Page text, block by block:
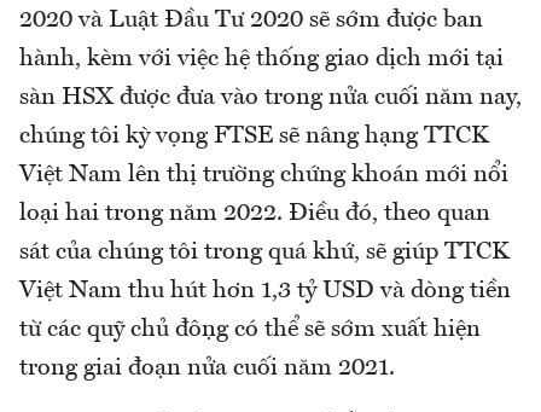
2020 và Luật Đầu Tư 2020 sẽ sớm được ban
hành, kèm với việc hệ thống giao dịch mới tại
sàn HSX được đưa vào trong nửa cuối năm nay,
chúng tôi kỳ vọng FTSE sẽ nâng hạng TTCK
Việt Nam lên thị trường chứng khoán mới nổi
loại hai trong năm 2022. Điều đó, theo quan
sát của chúng tôi trong quá khứ, sẽ giúp TTCK
Việt Nam thu hút hơn 1,3 tỷ USD và dòng tiền
từ các quỹ chủ động có thể sẽ sớm xuất hiện
trong giai đoạn nửa cuối năm 2021.